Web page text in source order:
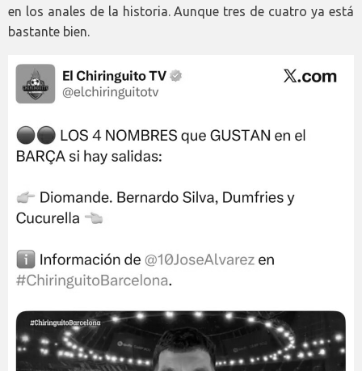
en los anales de la historia. Aunque tres de cuatro ya está
bastante bien.